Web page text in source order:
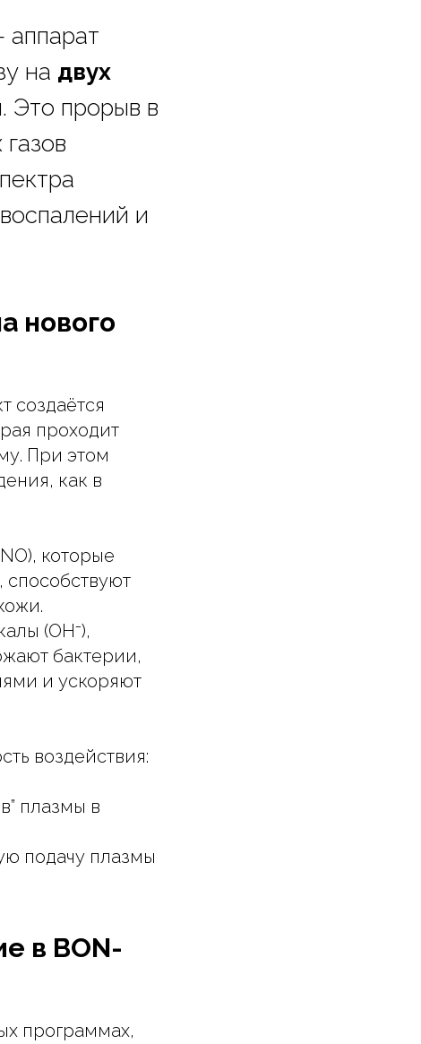
аппарат
на двух
Это прорыв в
и
нового
создаётся
проходит
При этом
как в
которые
(OH⁻),
бактерии,
и ускоряют
воздействия:
плазмы в
подачу плазмы
в BON-
программах,